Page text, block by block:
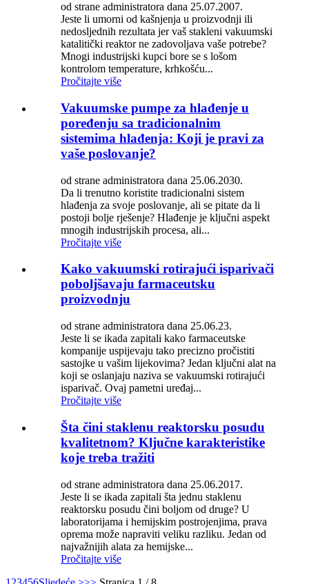
od strane administratora dana 25.07.2007.
Jeste li umorni od kašnjenja u proizvodnji ili
nedosljednih rezultata jer vaš stakleni vakuumski
katalitički reaktor ne zadovoljava vaše potrebe?
Mnogi industrijski kupci bore se s lošom
kontrolom temperature, krhkošću...
Pročitajte više
Vakuumske pumpe za hlađenje u
poređenju sa tradicionalnim
sistemima hlađenja: Koji je pravi za
vaše poslovanje?
od strane administratora dana 25.06.2030.
Da li trenutno koristite tradicionalni sistem
hlađenja za svoje poslovanje, ali se pitate da li
postoji bolje rješenje? Hlađenje je ključni aspekt
mnogih industrijskih procesa, ali...
Pročitajte više
Kako vakuumski rotirajući isparivači
poboljšavaju farmaceutsku
proizvodnju
od strane administratora dana 25.06.23.
Jeste li se ikada zapitali kako farmaceutske
kompanije uspijevaju tako precizno pročistiti
sastojke u vašim lijekovima? Jedan ključni alat na
koji se oslanjaju naziva se vakuumski rotirajući
isparivač. Ovaj pametni uređaj...
Pročitajte više
Šta čini staklenu reaktorsku posudu
kvalitetnom? Ključne karakteristike
koje treba tražiti
od strane administratora dana 25.06.2017.
Jeste li se ikada zapitali šta jednu staklenu
reaktorsku posudu čini boljom od druge? U
laboratorijama i hemijskim postrojenjima, prava
oprema može napraviti veliku razliku. Jedan od
najvažnijih alata za hemijske...
Pročitajte više